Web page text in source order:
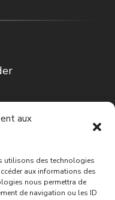
aux
utilisons des technologies
aux informations des
nous permettra de
de navigation ou les ID